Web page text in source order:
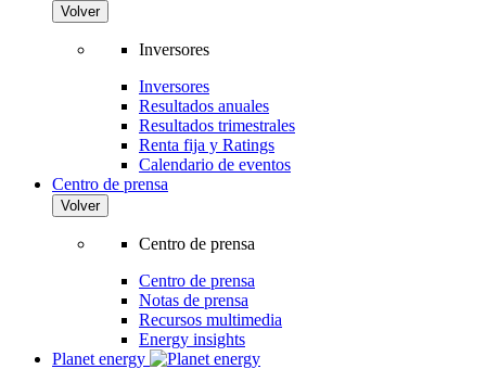
Volver
Inversores
Inversores
Resultados anuales
Resultados trimestrales
Renta fija y Ratings
Calendario de eventos
Centro de prensa
Volver
Centro de prensa
Centro de prensa
Notas de prensa
Recursos multimedia
Energy insights
Planet energy